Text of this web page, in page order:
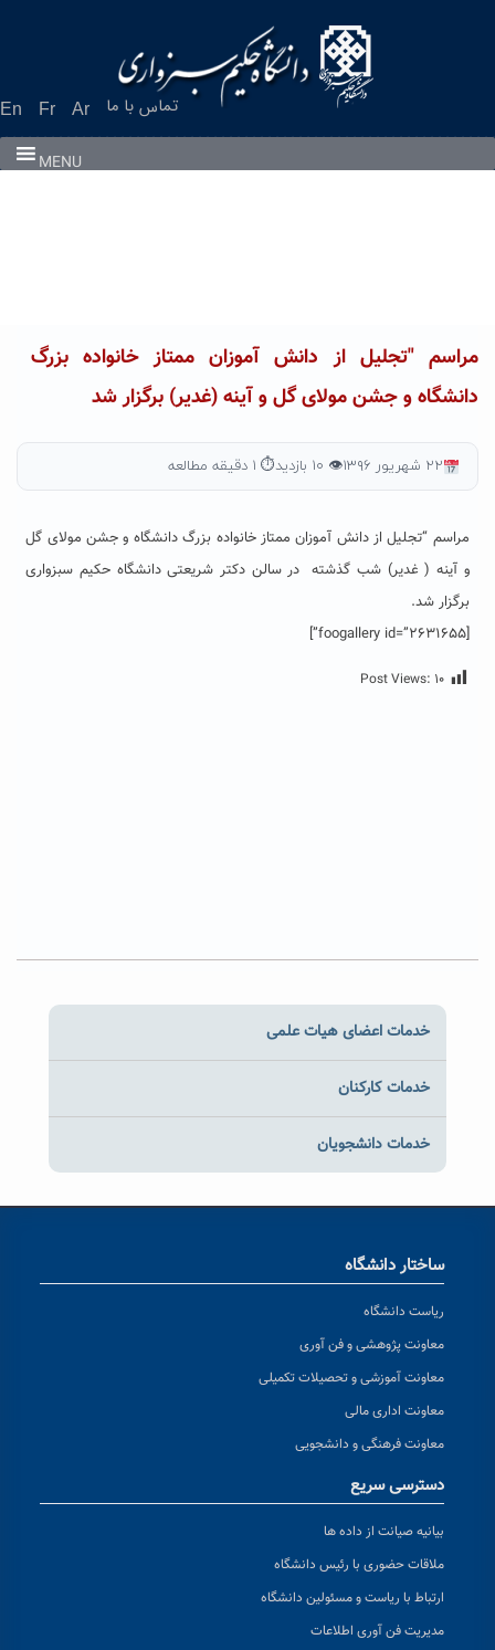
En Fr Ar تماس با ما
MENU
مراسم "تجلیل از دانش آموزان ممتاز خانواده بزرگ
دانشگاه و جشن مولای گل و آینه (غدیر) برگزار شد
۲۲ شهریور ۱۳۹۶ 👁 ۱۰ بازدید ⏱ ۱ دقیقه مطالعه
مراسم “تجلیل از دانش آموزان ممتاز خانواده بزرگ دانشگاه و جشن مولای گل
و آینه ( غدیر) شب گذشته در سالن دکتر شریعتی دانشگاه حکیم سبزواری
برگزار شد.
[foogallery id=”2631655”]
Post Views: ۱۰
خدمات اعضای هیات علمی
خدمات کارکنان
خدمات دانشجویان
ساختار دانشگاه
ریاست دانشگاه
معاونت پژوهشی و فن آوری
معاونت آموزشی و تحصیلات تکمیلی
معاونت اداری مالی
معاونت فرهنگی و دانشجویی
دسترسی سریع
بیانیه صیانت از داده ها
ملاقات حضوری با رئیس دانشگاه
ارتباط با ریاست و مسئولین دانشگاه
مدیریت فن آوری اطلاعات